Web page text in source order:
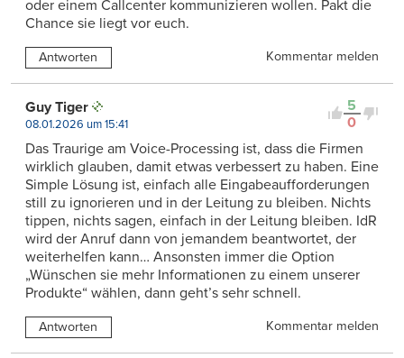
oder einem Callcenter kommunizieren wollen. Pakt die
Chance sie liegt vor euch.
Antworten Kommentar melden
5
0
Guy Tiger
08.01.2026 um 15:41
Das Traurige am Voice-Processing ist, dass die Firmen
wirklich glauben, damit etwas verbessert zu haben. Eine
Simple Lösung ist, einfach alle Eingabeaufforderungen
still zu ignorieren und in der Leitung zu bleiben. Nichts
tippen, nichts sagen, einfach in der Leitung bleiben. IdR
wird der Anruf dann von jemandem beantwortet, der
weiterhelfen kann… Ansonsten immer die Option
„Wünschen sie mehr Informationen zu einem unserer
Produkte“ wählen, dann geht’s sehr schnell.
Antworten Kommentar melden